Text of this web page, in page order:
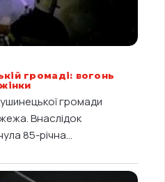
громаді: вогонь
громади
Внаслідок
85-річна...